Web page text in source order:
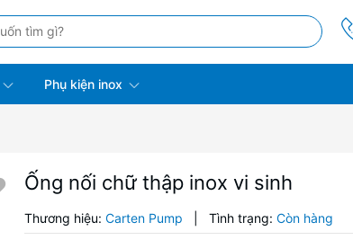
Phụ kiện inox
Ống nối chữ thập inox vi sinh
Thương hiệu: Carten Pump Tình trạng: Còn hàng